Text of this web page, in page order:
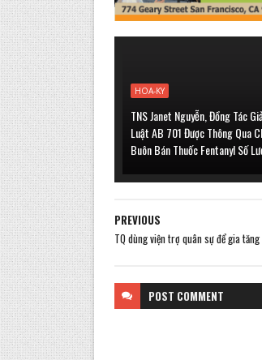
HOA-KY
TNS Janet Nguyễn, Đồng Tác
Luật AB 701 Được Thông Qua
Buôn Bán Thuốc Fentanyl Số
PREVIOUS
TQ dùng viện trợ quân sự để gia
POST COMMENT